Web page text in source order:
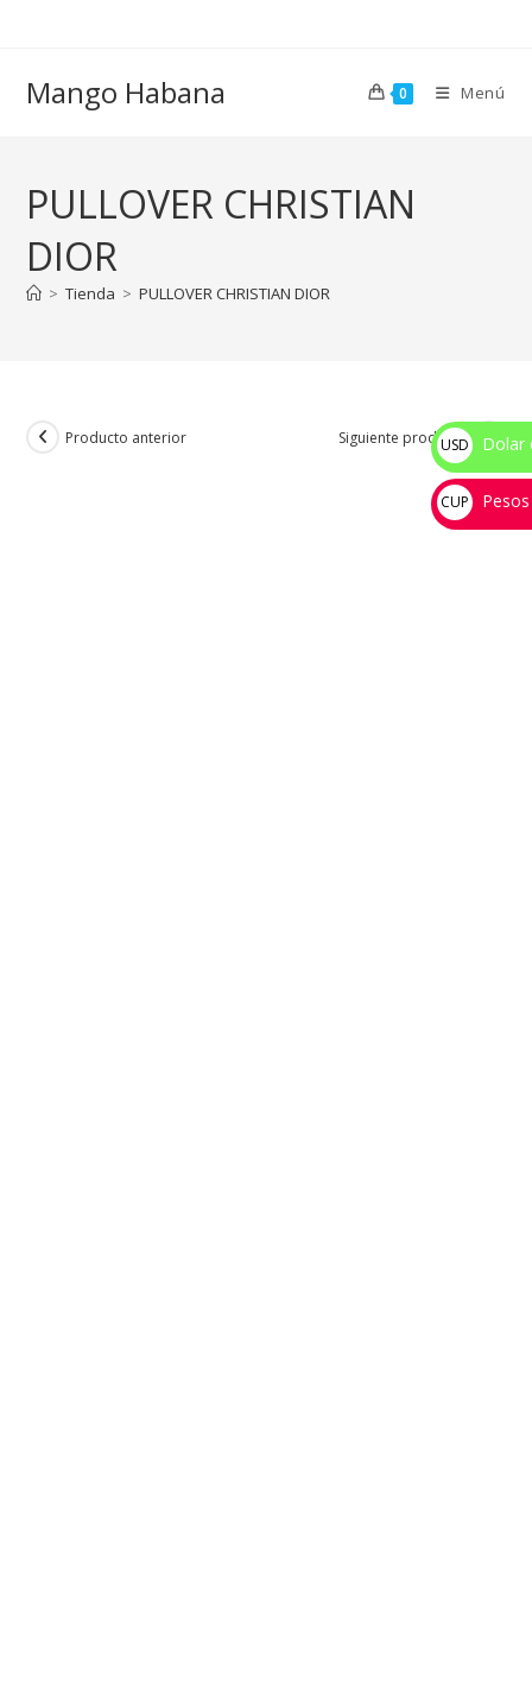
Mango Habana 0 Menú
PULLOVER CHRISTIAN
DIOR
> Tienda > PULLOVER CHRISTIAN DIOR
Producto anterior Siguiente producto
USD
$
Dolar
CUP
💰
Pesos